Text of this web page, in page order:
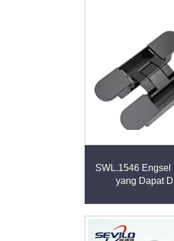
SWL.1546 Engsel
yang Dapat